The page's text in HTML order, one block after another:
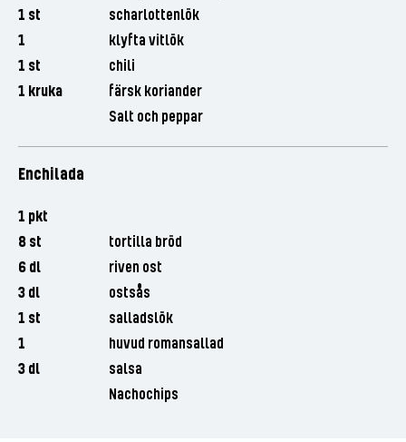
1 st
scharlottenlök
1
klyfta vitlök
1 st
chili
1 kruka
färsk koriander
Salt och peppar
Enchilada
1 pkt
8 st
tortilla bröd
6 dl
riven ost
3 dl
ostsås
1 st
salladslök
1
huvud romansallad
3 dl
salsa
Nachochips